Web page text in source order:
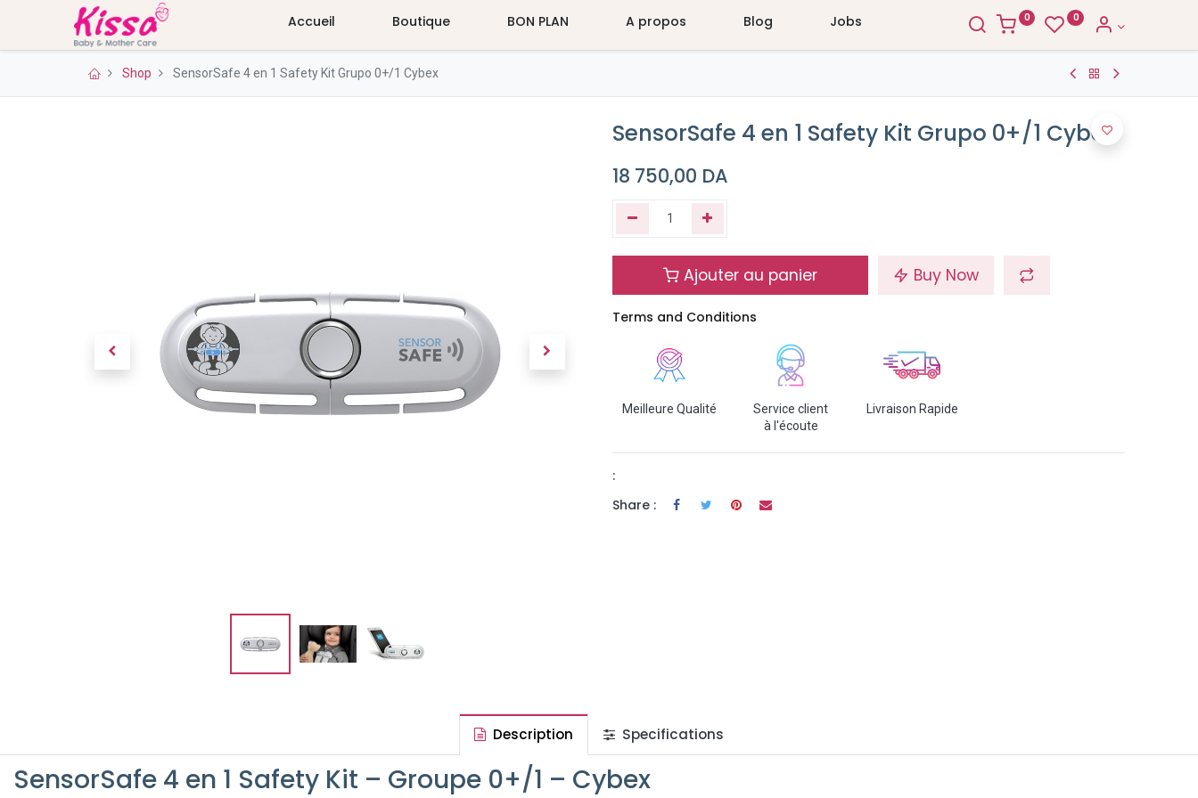
Accueil Boutique BON PLAN A propos Blog Jobs 0 0
Shop SensorSafe 4 en 1 Safety Kit Grupo 0+/1 Cybex
SensorSafe 4 en 1 Safety Kit Grupo 0+/1 Cybex
18 750,00 DA
Ajouter au panier Buy Now
Terms and Conditions
Meilleure Qualité
Service client
à l'écoute
Livraison Rapide
:
Share :
Description Specifications
SensorSafe 4 en 1 Safety Kit – Groupe 0+/1 – Cybex